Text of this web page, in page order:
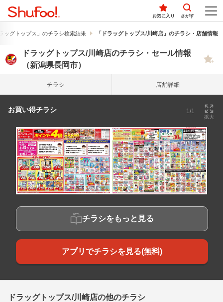
お気に入り さがす
ッグトップス」のチラシ検索結果 「ドラッグトップス/川崎店」のチラシ・店舗情報
ドラッグトップス/川崎店のチラシ・セール情報
（新潟県長岡市）
チラシ 店舗詳細
お買い得チラシ 1/1
拡大
チラシをもっと見る
アプリでチラシを見る(無料)
ドラッグトップス/川崎店の他のチラシ